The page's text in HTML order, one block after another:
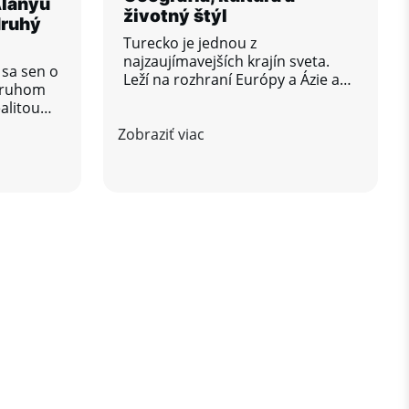
sen o
pri
životný štýl
Turecko je jednou z
najzaujímavejších krajín sveta.
Leží na rozhraní Európy a Ázie a
Od slnečných pláží
Zobraziť viac